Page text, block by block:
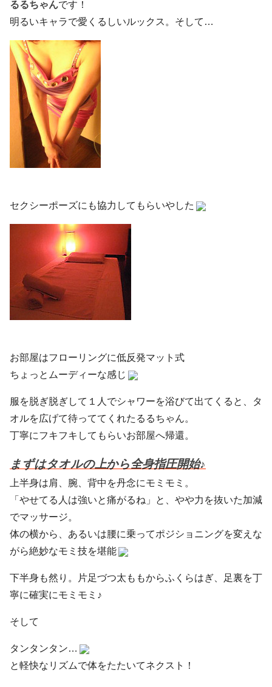
るるちゃんです！
明るいキャラで愛くるしいルックス。そして…
セクシーポーズにも協力してもらいやした
お部屋はフローリングに低反発マット式
ちょっとムーディーな感じ
服を脱ぎ脱ぎして１人でシャワーを浴びて出てくると、タ
オルを広げて待っててくれたるるちゃん。
丁寧にフキフキしてもらいお部屋へ帰還。
まずはタオルの上から全身指圧開始♪
上半身は肩、腕、背中を丹念にモミモミ。
「やせてる人は強いと痛がるね」と、やや力を抜いた加減
でマッサージ。
体の横から、あるいは腰に乗ってポジショニングを変えな
がら絶妙なモミ技を堪能
下半身も然り。片足づつ太ももからふくらはぎ、足裏を丁
寧に確実にモミモミ♪
そして
タンタンタン…
と軽快なリズムで体をたたいてネクスト！